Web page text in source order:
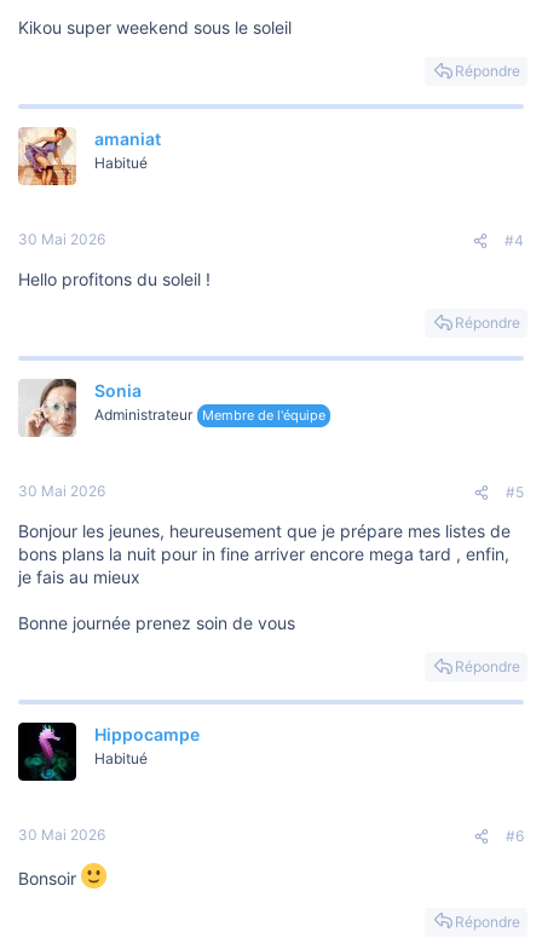
Kikou super weekend sous le soleil
Répondre
amaniat
Habitué
30 Mai 2026 #4
Hello profitons du soleil !
Répondre
Sonia
Administrateur Membre de l'équipe
30 Mai 2026 #5
Bonjour les jeunes, heureusement que je prépare mes listes de
bons plans la nuit pour in fine arriver encore mega tard , enfin,
je fais au mieux
Bonne journée prenez soin de vous
Répondre
Hippocampe
Habitué
30 Mai 2026 #6
Bonsoir
Répondre